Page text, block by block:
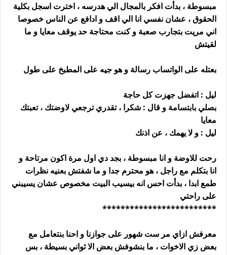
مبسوطة ، بدأت افكر بالمجال الي هدرسه ، اخترت اسجل بكلية
الحقوق ، عشان نفسي انا الي اقف و ادافع عن الناس خصوصا
اني مريت بتجارب صعبة و كنت محتاجة حد يوقف معايا و ما
لقيتش
بعتله على الواتساب رسالة و هو جيه على المطبخ على طول
ليل : اتفضل جهزت كل حاجة
بصلي بابتسامة و قال : شكرا ، تقدري ترجعي لاوضتك ، تعبتك
معايا
ليل : و لا يهمك ، عن اذنك
رحت للاوضة و انا مبسوطة ، بجد دي اول مرة اكون مرتاحة و
انا بتكلم مع راجل ، هو محترم جدا و ما شفتش بعنيه نظرات
طمع ابدا ، بدأت احس انه بيسيب البيت مخصوص عشان يسيبني
على راحتي
*************************
معرفش ازاي مر ست شهور على جوازنا و احنا بنتعامل مع
بعض زي الاخوات ، ما بنشوفش بعض الا ثواني بسيطة ، بس